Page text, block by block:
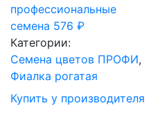
профессиональные
семена 576 ₽
Категории:
Cемена цветов ПРОФИ,
Фиалка рогатая
Купить у производителя